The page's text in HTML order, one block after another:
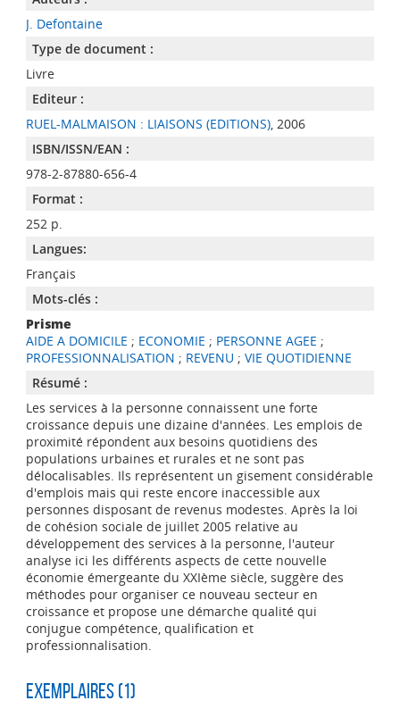
J. Defontaine
Type de document :
Livre
Editeur :
RUEL-MALMAISON : LIAISONS (EDITIONS), 2006
ISBN/ISSN/EAN :
978-2-87880-656-4
Format :
252 p.
Langues:
Français
Mots-clés :
Prisme
AIDE A DOMICILE ; ECONOMIE ; PERSONNE AGEE ;
PROFESSIONNALISATION ; REVENU ; VIE QUOTIDIENNE
Résumé :
Les services à la personne connaissent une forte
croissance depuis une dizaine d'années. Les emplois de
proximité répondent aux besoins quotidiens des
populations urbaines et rurales et ne sont pas
délocalisables. Ils représentent un gisement considérable
d'emplois mais qui reste encore inaccessible aux
personnes disposant de revenus modestes. Après la loi
de cohésion sociale de juillet 2005 relative au
développement des services à la personne, l'auteur
analyse ici les différents aspects de cette nouvelle
économie émergeante du XXIème siècle, suggère des
méthodes pour organiser ce nouveau secteur en
croissance et propose une démarche qualité qui
conjugue compétence, qualification et
professionnalisation.
Exemplaires (1)